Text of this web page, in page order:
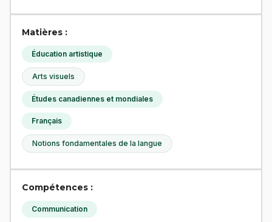
Matières :
Éducation artistique
Arts visuels
Études canadiennes et mondiales
Français
Notions fondamentales de la langue
Compétences :
Communication